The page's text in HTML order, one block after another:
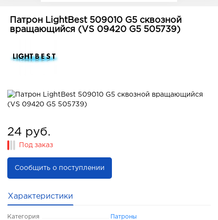
Патрон LightBest 509010 G5 сквозной
вращающийся (VS 09420 G5 505739)
24 руб.
Под заказ
Сообщить о поступлении
Характеристики
Категория Патроны